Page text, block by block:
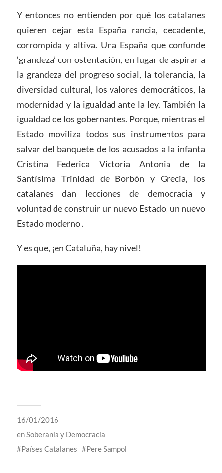
Y entonces no entienden por qué los catalanes
quieren dejar esta España rancia, decadente,
corrompida y altiva. Una España que confunde
‘grandeza’ con ostentación, en lugar de aspirar a
la grandeza del progreso social, la tolerancia, la
diversidad cultural, los valores democráticos, la
modernidad y la igualdad ante la ley. También la
igualdad de los gobernantes. Porque, mientras el
Estado moviliza todos sus instrumentos para
salvar del banquete de los acusados ​​a la infanta
Cristina Federica Victoria Antonia de la
Santísima Trinidad de Borbón y Grecia, los
catalanes dan lecciones de democracia y
voluntad de construir un nuevo Estado, un nuevo
Estado moderno .
Y es que, ¡en Cataluña, hay nivel!
16/01/2016
enSoberania y Democracia
Países Catalanes
Pere Sampol